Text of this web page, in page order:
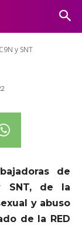
y SNT
de
de
SNT, de la
y abuso
de la RED